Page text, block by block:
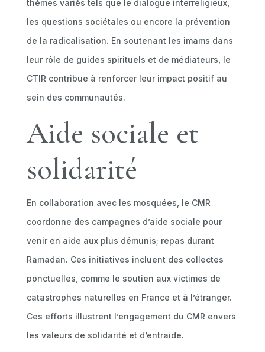
thèmes variés tels que le dialogue interreligieux,
les questions sociétales ou encore la prévention
de la radicalisation. En soutenant les imams dans
leur rôle de guides spirituels et de médiateurs, le
CTIR contribue à renforcer leur impact positif au
sein des communautés.
Aide sociale et
solidarité
En collaboration avec les mosquées, le CMR
coordonne des campagnes d’aide sociale pour
venir en aide aux plus démunis; repas durant
Ramadan. Ces initiatives incluent des collectes
ponctuelles, comme le soutien aux victimes de
catastrophes naturelles en France et à l’étranger.
Ces efforts illustrent l’engagement du CMR envers
les valeurs de solidarité et d’entraide.